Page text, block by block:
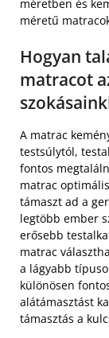
méretben és
méretű
Hogyan
matracot
A matrac
testsúlytól,
fontos
matrac
támaszt ad a
legtöbb ember
erősebb
matrac
a lágyabb
különösen
alátámasztást
támasztás a